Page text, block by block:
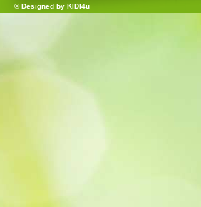
© Designed by KIDI4u